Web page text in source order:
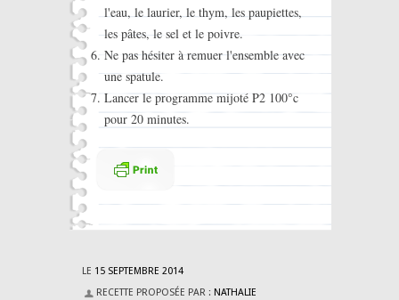
l'eau, le laurier, le thym, les paupiettes,
les pâtes, le sel et le poivre.
Ne pas hésiter à remuer l'ensemble avec
une spatule.
Lancer le programme mijoté P2 100°c
pour 20 minutes.
LE 15 SEPTEMBRE 2014
RECETTE PROPOSÉE PAR : NATHALIE